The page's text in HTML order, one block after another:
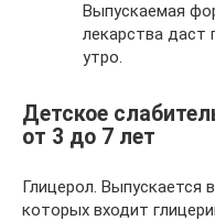
Выпускаемая
лекарства даст
утро.
Детское
от 3 до 7 лет
Глицерол. Выпускается
которых входит